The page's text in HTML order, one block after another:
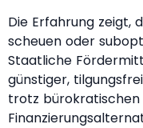
Die Erfahrung zeigt,
scheuen oder
Staatliche
günstiger,
trotz bürokratischen